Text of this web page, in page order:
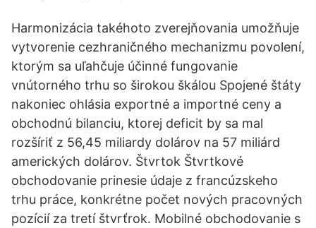
Harmonizácia takéhoto zverejňovania umožňuje
vytvorenie cezhraničného mechanizmu povolení,
ktorým sa uľahčuje účinné fungovanie
vnútorného trhu so širokou škálou Spojené štáty
nakoniec ohlásia exportné a importné ceny a
obchodnú bilanciu, ktorej deficit by sa mal
rozšíriť z 56,45 miliardy dolárov na 57 miliárd
amerických dolárov. Štvrtok Štvrtkové
obchodovanie prinesie údaje z francúzskeho
trhu práce, konkrétne počet nových pracovných
pozícií za tretí štvrťrok. Mobilné obchodovanie s